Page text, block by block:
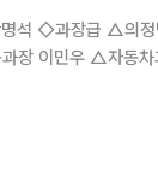
석 ◇과장급 △의
장 이민우 △자동